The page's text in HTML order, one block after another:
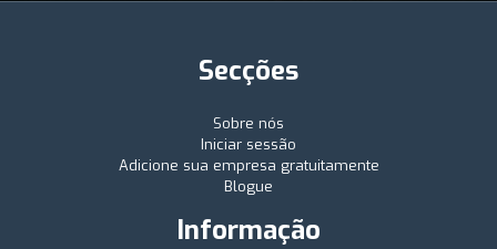
Secções
Sobre nós
Iniciar sessão
Adicione sua empresa gratuitamente
Blogue
Informação